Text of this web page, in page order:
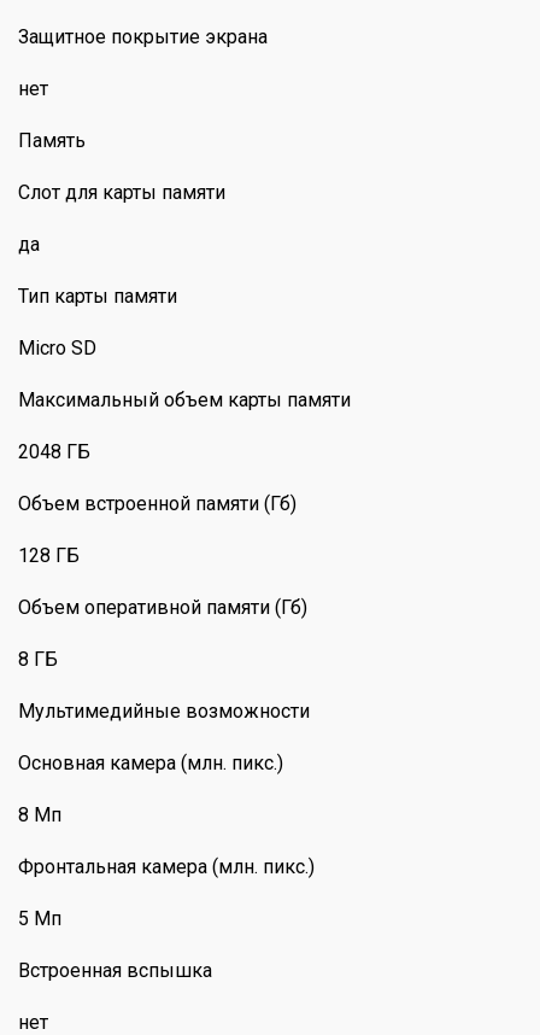
Защитное покрытие экрана
нет
Память
Слот для карты памяти
да
Тип карты памяти
Micro SD
Максимальный объем карты памяти
2048 ГБ
Объем встроенной памяти (Гб)
128 ГБ
Объем оперативной памяти (Гб)
8 ГБ
Мультимедийные возможности
Основная камера (млн. пикс.)
8 Мп
Фронтальная камера (млн. пикс.)
5 Мп
Встроенная вспышка
нет